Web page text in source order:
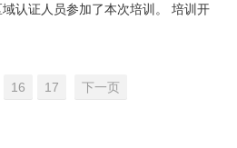
认证人员参加了本次培训。 培训开
16 17 下一页